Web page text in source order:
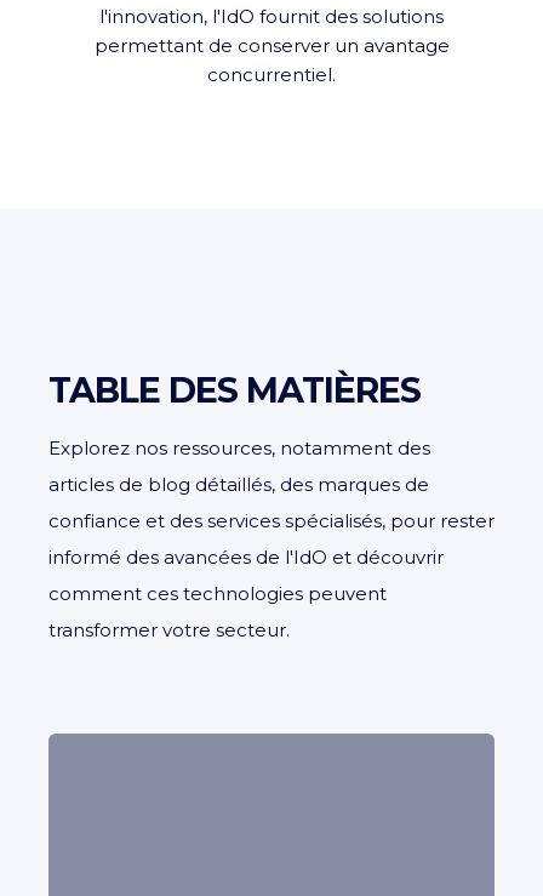
l'innovation, l'IdO fournit des solutions
permettant de conserver un avantage
concurrentiel.
TABLE DES MATIÈRES
Explorez nos ressources, notamment des
articles de blog détaillés, des marques de
confiance et des services spécialisés, pour rester
informé des avancées de l'IdO et découvrir
comment ces technologies peuvent
transformer votre secteur.